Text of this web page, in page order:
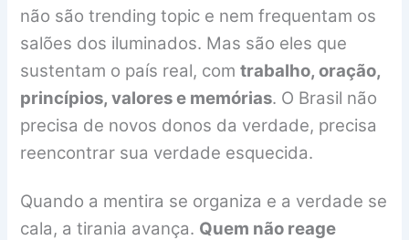
não são trending topic e nem frequentam os
salões dos iluminados. Mas são eles que
sustentam o país real, comtrabalho, oração,
princípios, valores e memórias. O Brasil não
precisa de novos donos da verdade, precisa
reencontrar sua verdade esquecida.
Quando a mentira se organiza e a verdade se
cala, a tirania avança. Quem não reage